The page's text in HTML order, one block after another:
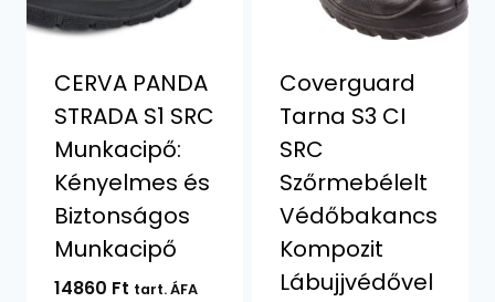
CERVA PANDA
STRADA S1 SRC
Munkacipő:
Kényelmes és
Biztonságos
Munkacipő
14860 Ft tart. ÁFA
Coverguard
Tarna S3 CI
SRC
Szőrmebélelt
Védőbakancs
Kompozit
Lábujjvédővel